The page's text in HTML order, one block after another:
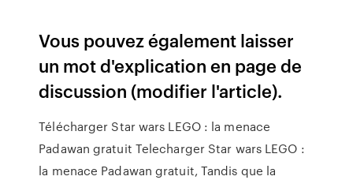
Vous pouvez également laisser
un mot d'explication en page de
discussion (modifier l'article).
Télécharger Star wars LEGO : la menace
Padawan gratuit Telecharger Star wars LEGO :
la menace Padawan gratuit, Tandis que la